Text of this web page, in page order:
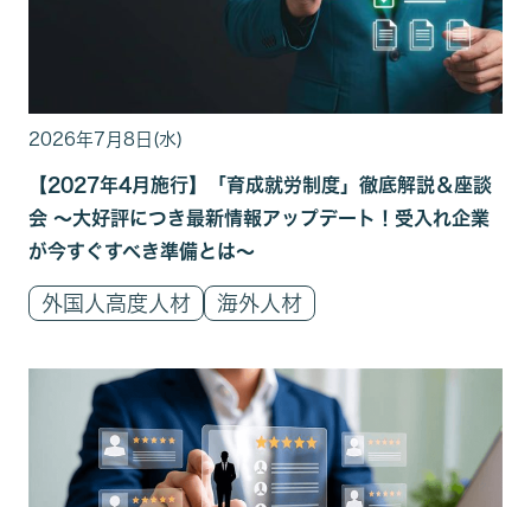
2026年7月8日(水)
【2027年4月施行】「育成就労制度」徹底解説＆座談
会 〜大好評につき最新情報アップデート！受入れ企業
が今すぐすべき準備とは〜
外国人高度人材 海外人材